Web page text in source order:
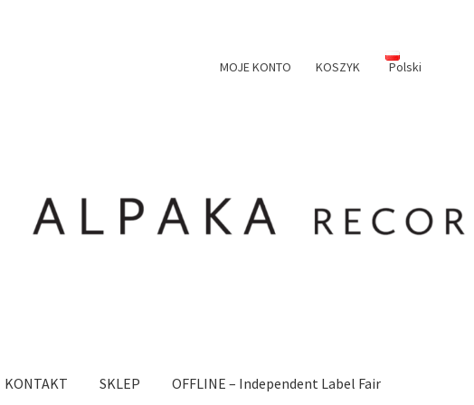
MOJE KONTO KOSZYK Polski
KONTAKT SKLEP OFFLINE – Independent Label Fair